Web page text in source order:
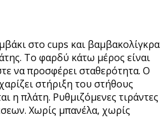
στο cups και βαμβακολίγκρα
Το φαρδύ κάτω μέρος είναι
να προσφέρει σταθερότητα. Ο
στήριξη του στήθους
η πλάτη. Ρυθμιζόμενες τιράντες
Χωρίς μπανέλα, χωρίς